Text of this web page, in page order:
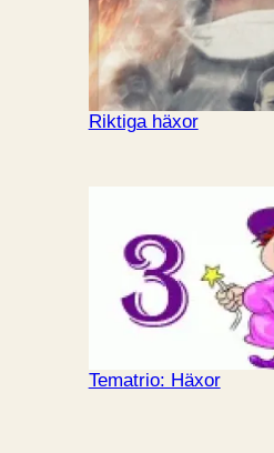
Riktiga häxor
Tematrio: Häxor